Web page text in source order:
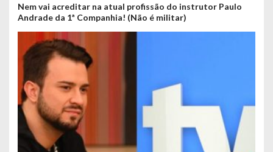
Nem vai acreditar na atual profissão do instrutor Paulo
Andrade da 1ª Companhia! (Não é militar)